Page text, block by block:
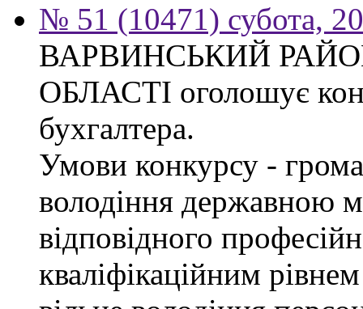
№ 51 (10471) субота,
ВАРВИНСЬКИЙ
ОБЛАСТІ оголошує
бухгалтера.
Умови конкурсу -
володіння державною
відповідного
кваліфікаційним